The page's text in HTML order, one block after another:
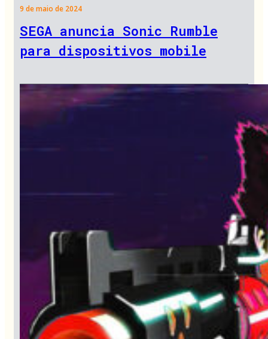
9 de maio de 2024
SEGA anuncia Sonic Rumble
para dispositivos mobile